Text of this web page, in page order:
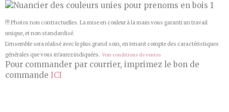
!!! Photos non contractuelles. La mise en couleur à la main vous garanti un travail
unique, et non standardisé.
L'ensemble sera réalisé avec le plus grand soin, en tenant compte des caractéristiques
générales que vous m'aurez indiquées. Voir conditions de ventes
Pour commander par courrier, imprimez le bon de
commande ICI